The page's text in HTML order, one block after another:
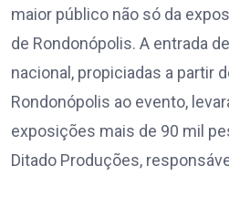
maior público não só da
de Rondonópolis. A entrada
nacional, propiciadas a partir
Rondonópolis ao evento,
exposições mais de 90 mil
Ditado Produções,